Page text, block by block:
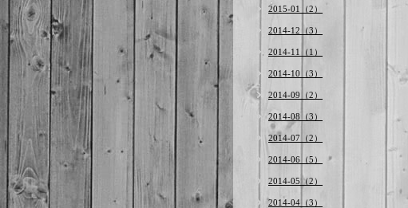
2015-01（2）
2014-12（3）
2014-11（1）
2014-10（3）
2014-09（2）
2014-08（3）
2014-07（2）
2014-06（5）
2014-05（2）
2014-04（3）